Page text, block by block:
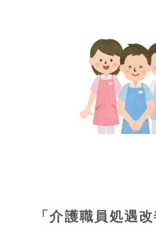
「介護職員処遇